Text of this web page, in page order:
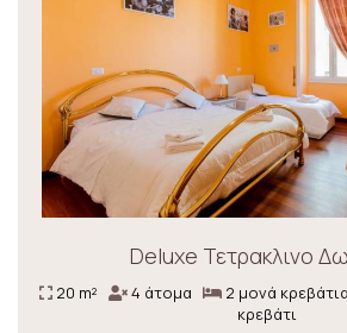
Deluxe Τετρακλινο
20 m² 4 άτομα
2 μονά
κρεβάτι